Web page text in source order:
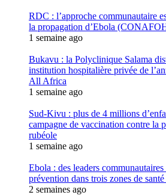
RDC : l’approche communautaire
la propagation d’Ebola
1 semaine ago
Bukavu : la Polyclinique Salama
institution hospitalière privée de
All Africa
1 semaine ago
Sud-Kivu : plus de 4 millions
campagne de vaccination contre la
rubéole
1 semaine ago
Ebola : des leaders
prévention dans trois zones de
2 semaines ago